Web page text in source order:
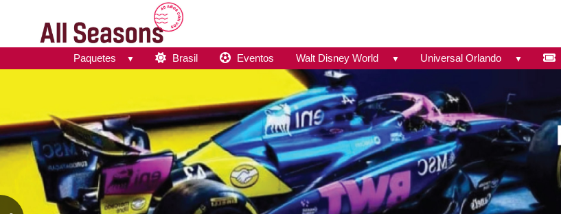
Paquetes Brasil Eventos Walt Disney World Universal Orlando